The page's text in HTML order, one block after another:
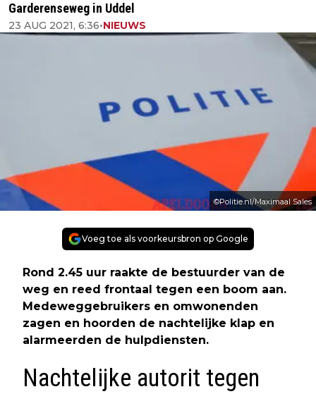
Garderenseweg in Uddel
23 AUG 2021, 6:36•NIEUWS
©Politie.nl/Maximaal Sales
Voeg toe als voorkeursbron op Google
Rond 2.45 uur raakte de bestuurder van de
weg en reed frontaal tegen een boom aan.
Medeweggebruikers en omwonenden
zagen en hoorden de nachtelijke klap en
alarmeerden de hulpdiensten.
Nachtelijke autorit tegen